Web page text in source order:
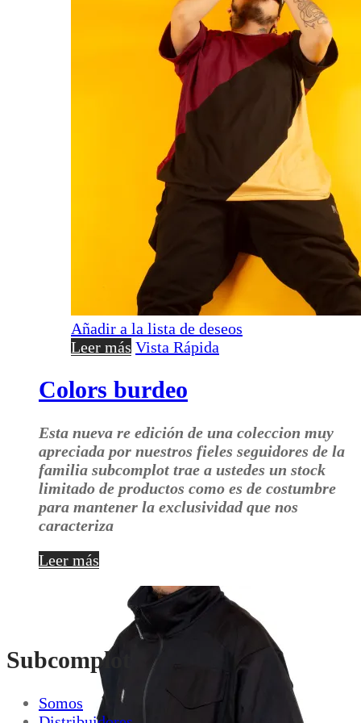
Añadir a la lista de deseos
Leer más Vista Rápida
Colors burdeo
Esta nueva re edición de una coleccion muy
apreciada por nuestros fieles seguidores de la
familia subcomplot trae a ustedes un stock
limitado de productos como es de costumbre
para mantener la exclusividad que nos
caracteriza
Leer más
Subcomplot
Somos